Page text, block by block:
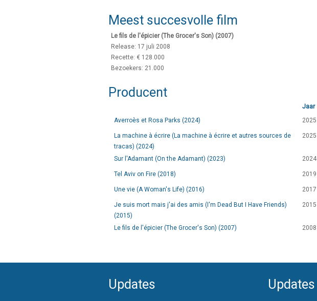
Meest succesvolle film
Le fils de l'épicier (The Grocer's Son) (2007)
Release: 17 juli 2008
Recette: € 128.000
Bezoekers: 21.000
Producent
Jaar
Averroès et Rosa Parks (2024)
2025
La machine à écrire (La machine à écrire et autres sources de
tracas) (2024)
2025
Sur l'Adamant (On the Adamant) (2023) 2024
Tel Aviv on Fire (2018) 2019
Une vie (A Woman's Life) (2016) 2017
Je suis mort mais j'ai des amis (I'm Dead But I Have Friends)
(2015)
2015
Le fils de l'épicier (The Grocer's Son) (2007) 2008
Updates Updates